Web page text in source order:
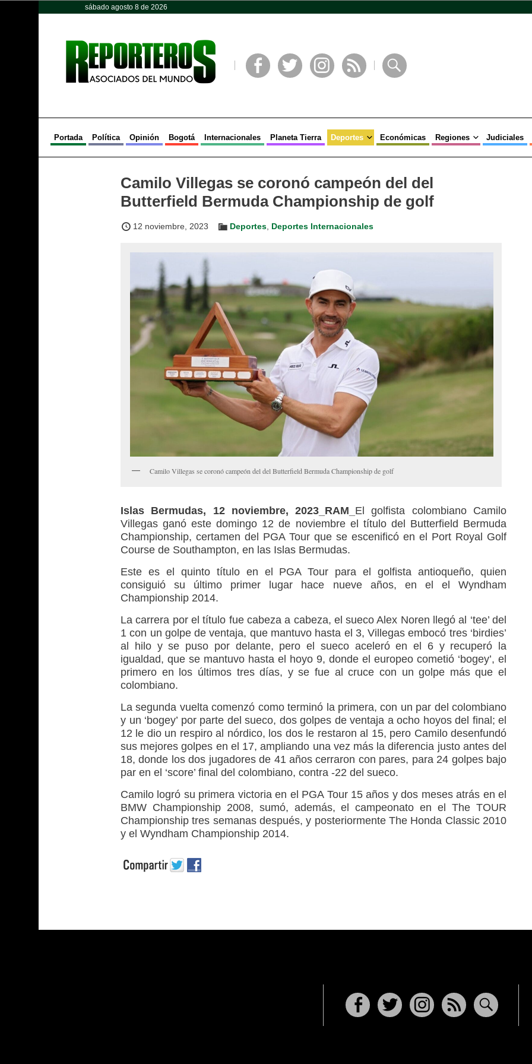
sábado agosto 8 de 2026
Portada Política Opinión Bogotá Internacionales Planeta Tierra Deportes Económicas Regiones Judiciales
Camilo Villegas se coronó campeón del del
Butterfield Bermuda Championship de golf
12 noviembre, 2023 Deportes Deportes Internacionales
Camilo Villegas se coronó campeón del del Butterfield Bermuda Championship de golf
Islas Bermudas, 12 noviembre, 2023_RAM_ El golfista colombiano Camilo
Villegas ganó este domingo 12 de noviembre el título del Butterfield Bermuda
Championship, certamen del PGA Tour que se escenificó en el Port Royal Golf
Course de Southampton, en las Islas Bermudas.
Este es el quinto título en el PGA Tour para el golfista antioqueño, quien
consiguió su último primer lugar hace nueve años, en el el Wyndham
Championship 2014.
La carrera por el título fue cabeza a cabeza, el sueco Alex Noren llegó al ‘tee’ del
1 con un golpe de ventaja, que mantuvo hasta el 3, Villegas embocó tres ‘birdies’
al hilo y se puso por delante, pero el sueco aceleró en el 6 y recuperó la
igualdad, que se mantuvo hasta el hoyo 9, donde el europeo cometió ‘bogey’, el
primero en los últimos tres días, y se fue al cruce con un golpe más que el
colombiano.
La segunda vuelta comenzó como terminó la primera, con un par del colombiano
y un ‘bogey’ por parte del sueco, dos golpes de ventaja a ocho hoyos del final; el
12 le dio un respiro al nórdico, los dos le restaron al 15, pero Camilo desenfundó
sus mejores golpes en el 17, ampliando una vez más la diferencia justo antes del
18, donde los dos jugadores de 41 años cerraron con pares, para 24 golpes bajo
par en el ‘score’ final del colombiano, contra -22 del sueco.
Camilo logró su primera victoria en el PGA Tour 15 años y dos meses atrás en el
BMW Championship 2008, sumó, además, el campeonato en el The TOUR
Championship tres semanas después, y posteriormente The Honda Classic 2010
y el Wyndham Championship 2014.
Opinión Política